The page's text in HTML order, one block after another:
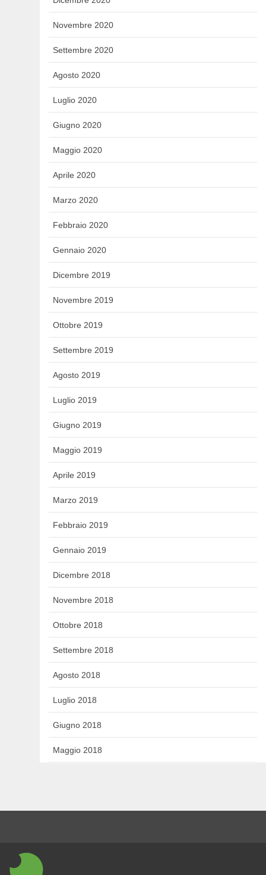
Novembre 2020
Settembre 2020
Agosto 2020
Luglio 2020
Giugno 2020
Maggio 2020
Aprile 2020
Marzo 2020
Febbraio 2020
Gennaio 2020
Dicembre 2019
Novembre 2019
Ottobre 2019
Settembre 2019
Agosto 2019
Luglio 2019
Giugno 2019
Maggio 2019
Aprile 2019
Marzo 2019
Febbraio 2019
Gennaio 2019
Dicembre 2018
Novembre 2018
Ottobre 2018
Settembre 2018
Agosto 2018
Luglio 2018
Giugno 2018
Maggio 2018